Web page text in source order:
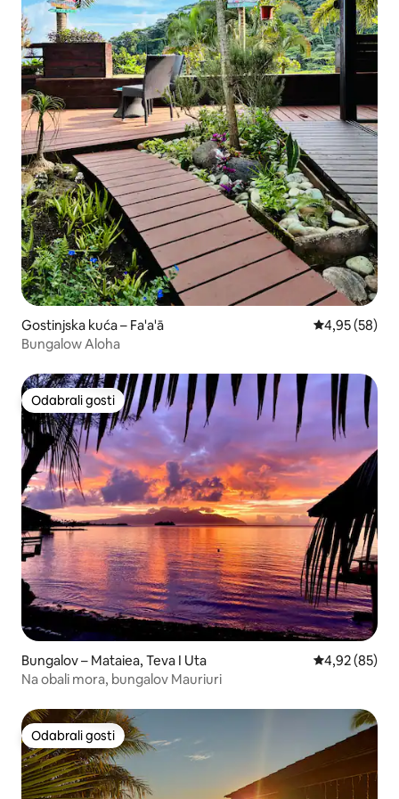
Gostinjska kuća – Fa'a'ā Prosječna
4,95 (58)
Bungalow Aloha
Odabrali gosti
Odabrali gosti
Bungalov – Mataiea, Teva I Uta Prosječna
4,92 (85)
Na obali mora, bungalov Mauriuri
Odabrali gosti
Odabrali gosti